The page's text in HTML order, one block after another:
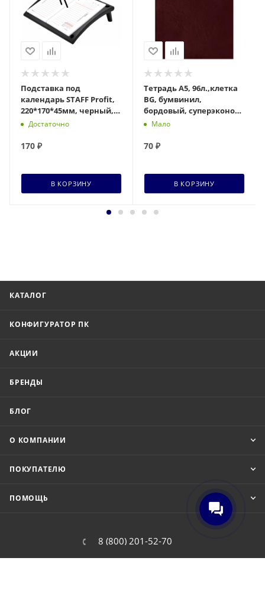
Подставка под
календарь STAFF Profit,
220*170*45мм, черный,
238787
Достаточно
170 ₽
В КОРЗИНУ
Тетрадь А5, 96л.,клетка
BG, бумвинил,
бордовый, суперэконом
357612
Мало
70 ₽
В КОРЗИНУ
КАТАЛОГ
КОНФИГУРАТОР ПК
АКЦИИ
БРЕНДЫ
БЛОГ
О КОМПАНИИ
ПОКУПАТЕЛЮ
ПОМОЩЬ
8 (800) 201-52-70
order@cit.ru